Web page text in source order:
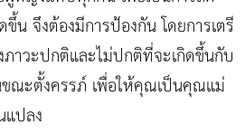
น จึงต้องมีการป้องกัน โดยการเตรี
าวะปกติและไม่ปกติที่จะเกิดขึ้นกับ
ณะตั้งครรภ์ เพื่อให้คุณเป็นคุณแม่
แปลง